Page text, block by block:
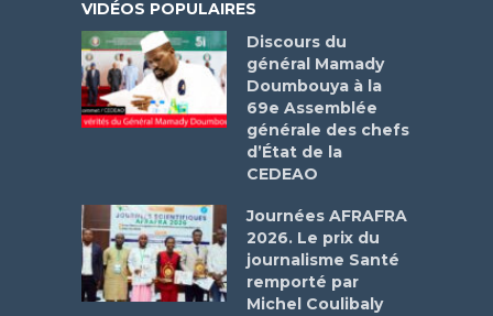
VIDÉOS POPULAIRES
Discours du
général Mamady
Doumbouya à la
69e Assemblée
générale des chefs
d’État de la
CEDEAO
Journées AFRAFRA
2026. Le prix du
journalisme Santé
remporté par
Michel Coulibaly